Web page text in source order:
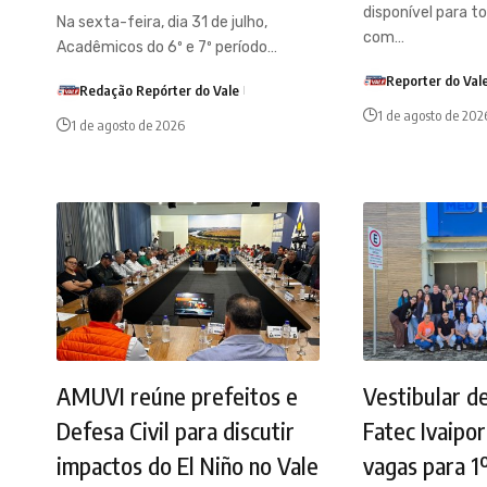
Na sexta-feira, dia 31 de julho,
Acadêmicos do 6º e 7º período…
Redação Repórter do Vale
1 de agosto de 2026
disponível para
com…
Reporter do
1 de agosto de
AMUVI reúne prefeitos e
Defesa Civil para discutir
impactos do El Niño no Vale
Vestibular
Fatec
vagas para